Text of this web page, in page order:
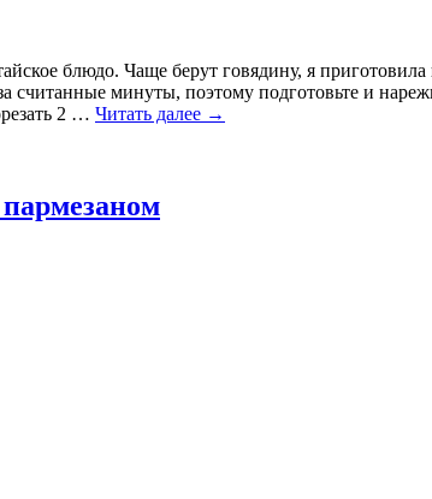
блюдо. Чаще берут говядину, я
минуты, поэтому подготовьте и
2 … Читать далее →